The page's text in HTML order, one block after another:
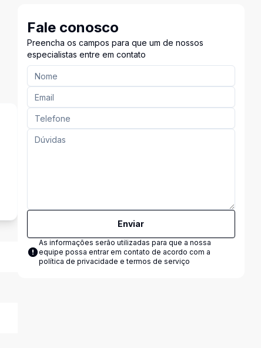
Fale conosco
Preencha os campos para que um de nossos
especialistas entre em contato
Enviar
As informações serão utilizadas para que a nossa
equipe possa entrar em contato de acordo com a
política de privacidade e termos de serviço